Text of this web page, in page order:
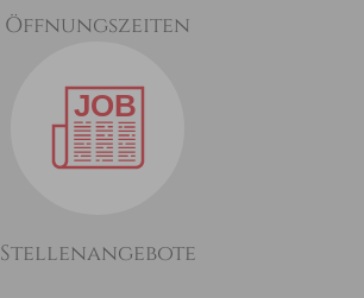
Öffnungszeiten
Stellenangebote